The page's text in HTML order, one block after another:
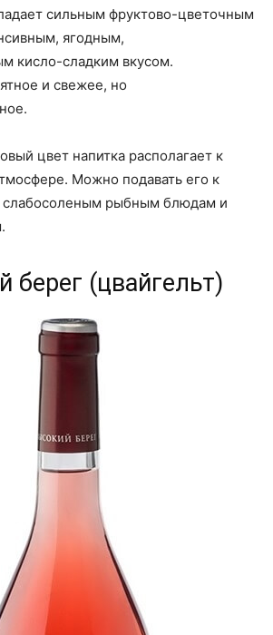
сильным фруктово-цветочным
ягодным,
кисло-сладким вкусом.
и свежее, но
цвет напитка располагает к
Можно подавать его к
слабосоленым рыбным блюдам и
берег (цвайгельт)